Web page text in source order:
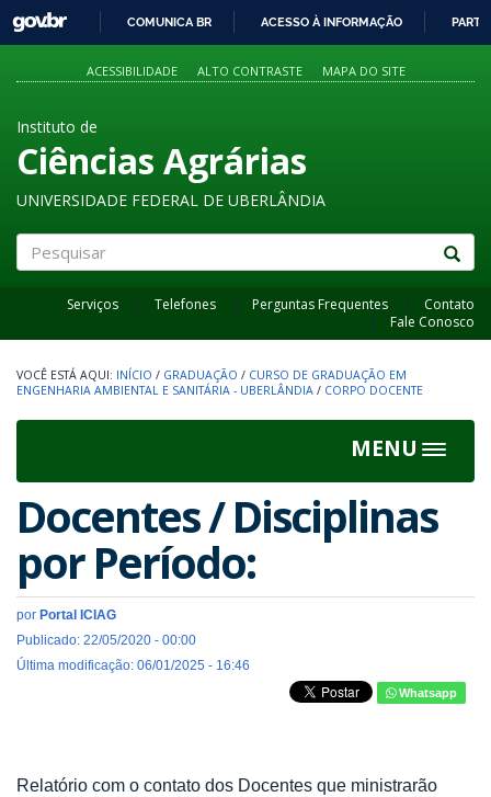
PARA
O
GOVBR
COMUNICA BR ACESSO À INFORMAÇÃO
ACESSIBILIDADE ALTO CONTRASTE MAPA DO SITE
Instituto de
Ciências Agrárias
UNIVERSIDADE FEDERAL DE UBERLÂNDIA
Serviços Telefones Perguntas Frequentes
Contato
Fale Conosco
INÍCIO / GRADUAÇÃO / CURSO DE GRADUAÇÃO EM
ENGENHARIA AMBIENTAL E SANITÁRIA - UBERLÂNDIA / CORPO DOCENTE
MENU
Toggle
Docentes / Disciplinas
por Período:
por Portal ICIAG
Publicado: 22/05/2020 - 00:00
Última modificação: 06/01/2025 - 16:46
Whatsapp
Relatório com o contato dos Docentes que ministrarão